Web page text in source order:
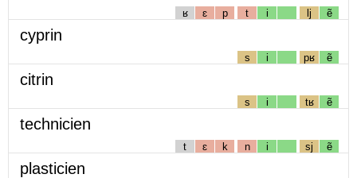
ʁ ɛ p t i lj ẽ
cyprin
s i pʁ ẽ
citrin
s i tʁ ẽ
technicien
t ɛ k n i sj ẽ
plasticien